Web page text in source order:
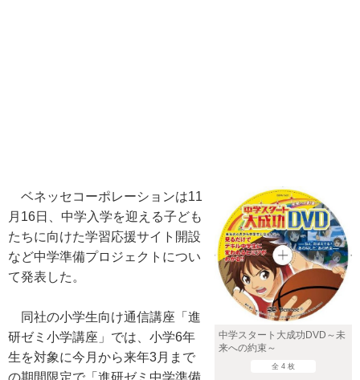
中学スタート大成功DVD～未
来への約束～
全 4 枚
ベネッセコーポレーションは11
月16日、中学入学を迎える子ども
たちに向けた学習応援サイト開設
など中学準備プロジェクトについ
て発表した。
同社の小学生向け通信講座「進
研ゼミ小学講座」では、小学6年
生を対象に今月から来年3月まで
の期間限定で「進研ゼミ中学準備